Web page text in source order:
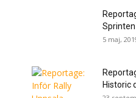
5 maj,
Historic